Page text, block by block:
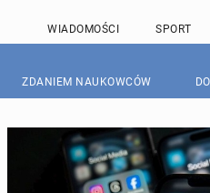
WIADOMOŚCI SPORT
ZDANIEM NAUKOWCÓW